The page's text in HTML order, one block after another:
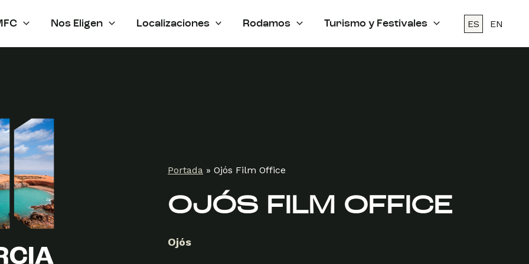
Nos Eligen Localizaciones Rodamos Turismo y Festivales ES EN
Portada » Ojós Film Office
OJÓS FILM OFFICE
Ojós